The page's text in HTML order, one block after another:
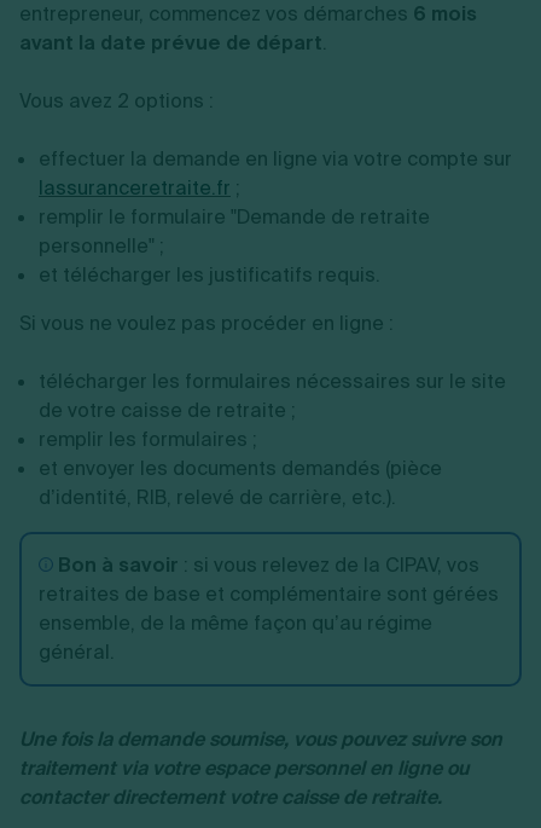
entrepreneur, commencez vos démarches 6 mois
avant la date prévue de départ.
Vous avez 2 options :
effectuer la demande en ligne via votre compte sur
lassuranceretraite.fr ;
remplir le formulaire "Demande de retraite
personnelle" ;
et télécharger les justificatifs requis.
Si vous ne voulez pas procéder en ligne :
télécharger les formulaires nécessaires sur le site
de votre caisse de retraite ;
remplir les formulaires ;
et envoyer les documents demandés (pièce
d’identité, RIB, relevé de carrière, etc.).
Bon à savoir : si vous relevez de la CIPAV, vos
retraites de base et complémentaire sont gérées
ensemble, de la même façon qu’au régime
général.
Une fois la demande soumise, vous pouvez suivre son
traitement via votre espace personnel en ligne ou
contacter directement votre caisse de retraite.